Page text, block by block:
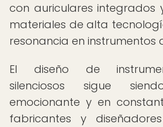
con auriculares integrados
materiales de alta
resonancia en instrumentos
El diseño de
silenciosos sigue
emocionante y en
fabricantes y